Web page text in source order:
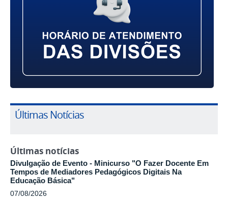
Últimas Notícias
Últimas notícias
Divulgação de Evento - Minicurso "O Fazer Docente Em
Tempos de Mediadores Pedagógicos Digitais Na
Educação Básica"
07/08/2026